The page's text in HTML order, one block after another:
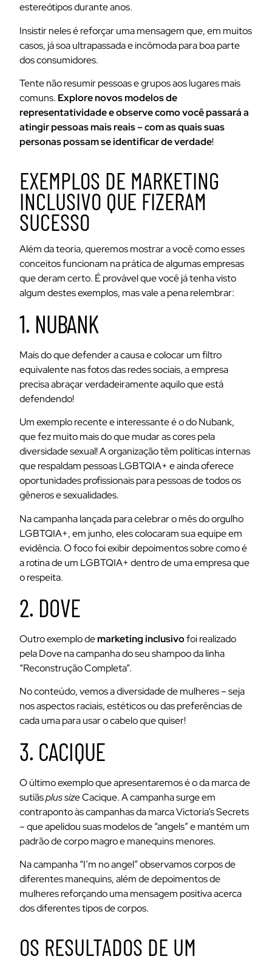
estereótipos durante anos.
Insistir neles é reforçar uma mensagem que, em muitos
casos, já soa ultrapassada e incômoda para boa parte
dos consumidores.
Tente não resumir pessoas e grupos aos lugares mais
comuns. Explore novos modelos de
representatividade e observe como você passará a
atingir pessoas mais reais – com as quais suas
personas possam se identificar de verdade!
EXEMPLOS DE MARKETING
INCLUSIVO QUE FIZERAM
SUCESSO
Além da teoria, queremos mostrar a você como esses
conceitos funcionam na prática de algumas empresas
que deram certo. É provável que você já tenha visto
algum destes exemplos, mas vale a pena relembrar:
1. NUBANK
Mais do que defender a causa e colocar um filtro
equivalente nas fotos das redes sociais, a empresa
precisa abraçar verdadeiramente aquilo que está
defendendo!
Um exemplo recente e interessante é o do Nubank,
que fez muito mais do que mudar as cores pela
diversidade sexual! A organização têm políticas internas
que respaldam pessoas LGBTQIA+ e ainda oferece
oportunidades profissionais para pessoas de todos os
gêneros e sexualidades.
Na campanha lançada para celebrar o mês do orgulho
LGBTQIA+, em junho, eles colocaram sua equipe em
evidência. O foco foi exibir depoimentos sobre como é
a rotina de um LGBTQIA+ dentro de uma empresa que
o respeita.
2. DOVE
Outro exemplo demarketing inclusivofoi realizado
pela Dove na campanha do seu shampoo da linha
“Reconstrução Completa”.
No conteúdo, vemos a diversidade de mulheres – seja
nos aspectos raciais, estéticos ou das preferências de
cada uma para usar o cabelo que quiser!
3. CACIQUE
O último exemplo que apresentaremos é o da marca de
sutiãsplus sizeCacique. A campanha surge em
contraponto às campanhas da marca Victoria’s Secrets
– que apelidou suas modelos de “angels” e mantém um
padrão de corpo magro e manequins menores.
Na campanha “I’m no angel” observamos corpos de
diferentes manequins, além de depoimentos de
mulheres reforçando uma mensagem positiva acerca
dos diferentes tipos de corpos.
OS RESULTADOS DE UM